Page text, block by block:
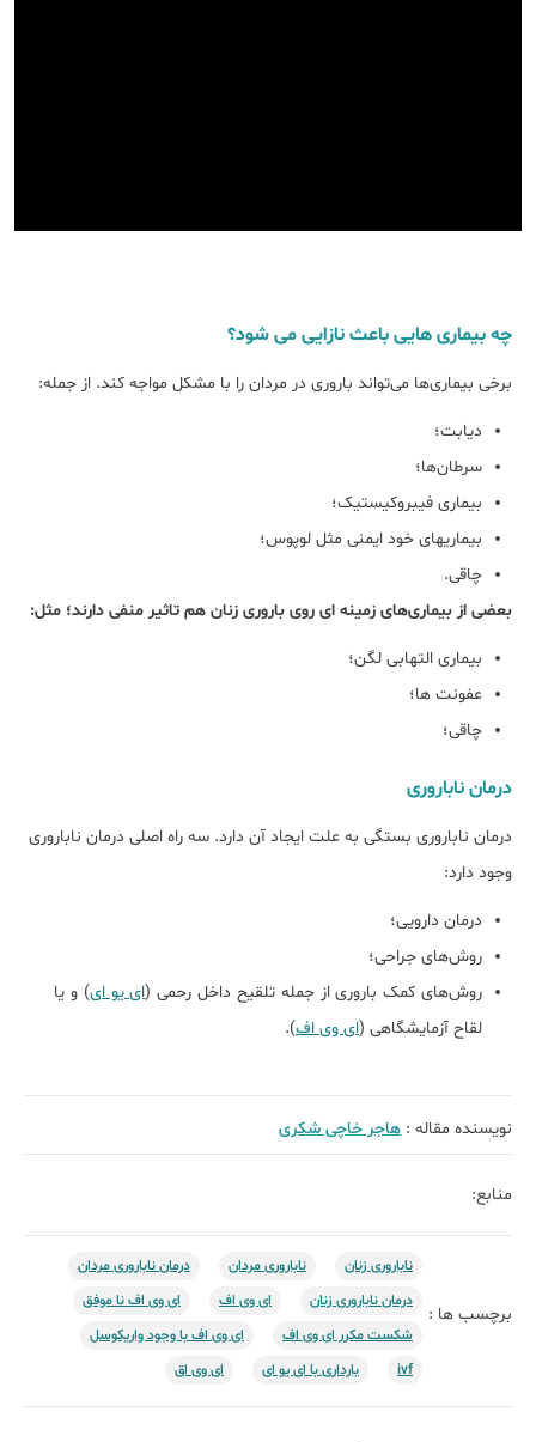
چه بیماری هایی باعث نازایی می شود؟
برخی بیماری‌ها می‌تواند باروری در مردان را با مشکل مواجه کند. از جمله:
دیابت؛
سرطان‌ها؛
بیماری فیبروکیستیک؛
بیماری‎های خود ایمنی مثل لوپوس؛
چاقی.
بعضی از بیماری‌های زمینه ‎ای روی باروری زنان هم تاثیر منفی دارند؛ مثل:
بیماری التهابی لگن؛
عفونت‎ ها؛
چاقی؛
درمان ناباروری
درمان ناباروری بستگی به علت ایجاد آن دارد. سه راه اصلی درمان ناباروری
وجود دارد:
درمان دارویی؛
روش‌های جراحی؛
روش‌های کمک باروری از جمله تلقیح داخل رحمی (ای یو ای) و یا
لقاح آزمایشگاهی (ای وی اف).
نویسنده مقاله : هاجر خاچی شکری
منابع:
برچسب ها :
ناباروری زنان ناباروری مردان
درمان ناباروری مردان
درمان ناباروری زنان
ای وی اف
ای وی اف نا موفق
شکست مکرر ای وی اف
ای وی اف با وجود واریکوسل
ivf
بارداری با ای یو ای ای وی اق